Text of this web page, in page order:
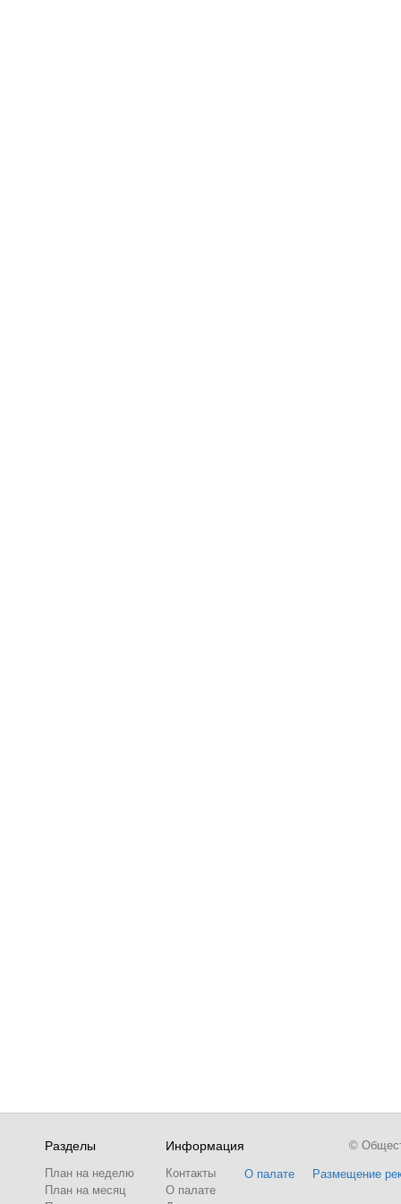
Разделы
План на неделю
План на месяц
Информация
Контакты
О палате
О палате Размещение
©